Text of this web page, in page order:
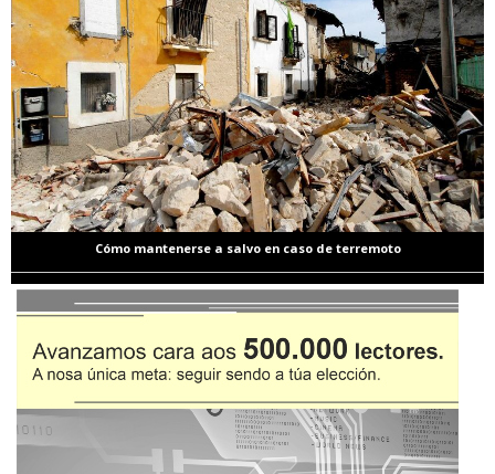
Cómo mantenerse a salvo en caso de terremoto